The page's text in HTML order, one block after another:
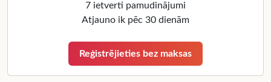
7 ietverti pamudinājumi
Atjauno ik pēc 30 dienām
Reģistrējieties bez maksas